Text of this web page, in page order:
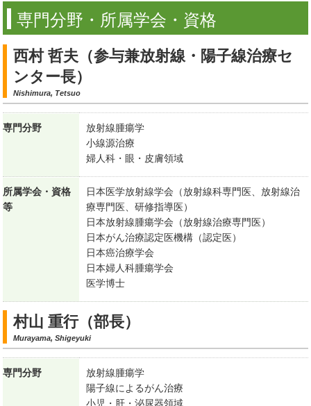
専門分野・所属学会・資格
西村 哲夫（参与兼放射線・陽子線治療セ
ンター長）
Nishimura, Tetsuo
専門分野
放射線腫瘍学
小線源治療
婦人科・眼・皮膚領域
所属学会・資格
等
日本医学放射線学会（放射線科専門医、放射線治
療専門医、研修指導医）
日本放射線腫瘍学会（放射線治療専門医）
日本がん治療認定医機構（認定医）
日本癌治療学会
日本婦人科腫瘍学会
医学博士
村山 重行（部長）
Murayama, Shigeyuki
専門分野
放射線腫瘍学
陽子線によるがん治療
小児・肝・泌尿器領域